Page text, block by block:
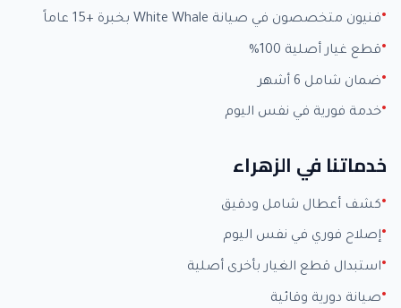
فنيون متخصصون في صيانة White Whale بخبرة +15 عاماً
قطع غيار أصلية 100%
ضمان شامل 6 أشهر
خدمة فورية في نفس اليوم
خدماتنا في الزهراء
كشف أعطال شامل ودقيق
إصلاح فوري في نفس اليوم
استبدال قطع الغيار بأخرى أصلية
صيانة دورية وقائية